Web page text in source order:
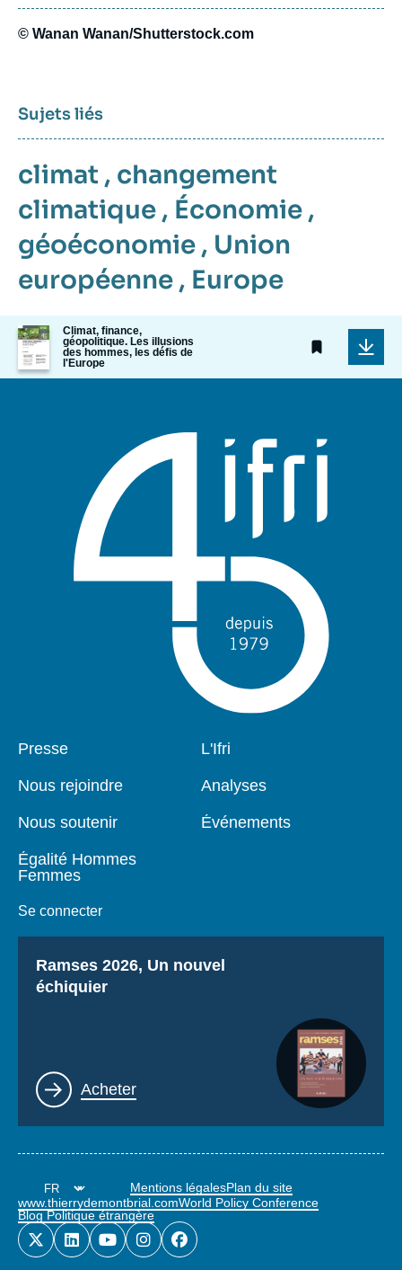
© Wanan Wanan/Shutterstock.com
Sujets liés
climat , changement
climatique , Économie ,
géoéconomie , Union
européenne , Europe
Image
de
couverture
de
Climat, finance,
géopolitique. Les illusions
des hommes, les défis de
l'Europe
Pied
Presse
Nous rejoindre
Nous soutenir
Égalité Hommes
Femmes
Se connecter
Navigation
L'Ifri
Analyses
Événements
Titre
Ramses 2026, Un nouvel
échiquier
Lien
Acheter
Mentions légalesPlan du site
www.thierrydemontbrial.comWorld Policy Conference
Blog Politique étrangère